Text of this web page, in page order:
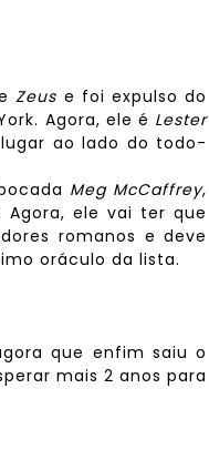
Zeus e foi expulso do
Agora, ele é Lester
ao lado do todo-
Meg McCaffrey,
Agora, ele vai ter que
romanos e deve
oráculo da lista.
que enfim saiu o
mais 2 anos para